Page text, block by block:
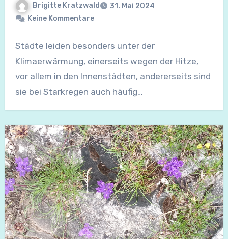
Brigitte Kratzwald
31. Mai 2024
Keine Kommentare
Städte leiden besonders unter der
Klimaerwärmung, einerseits wegen der Hitze,
vor allem in den Innenstädten, andererseits sind
sie bei Starkregen auch häufig…